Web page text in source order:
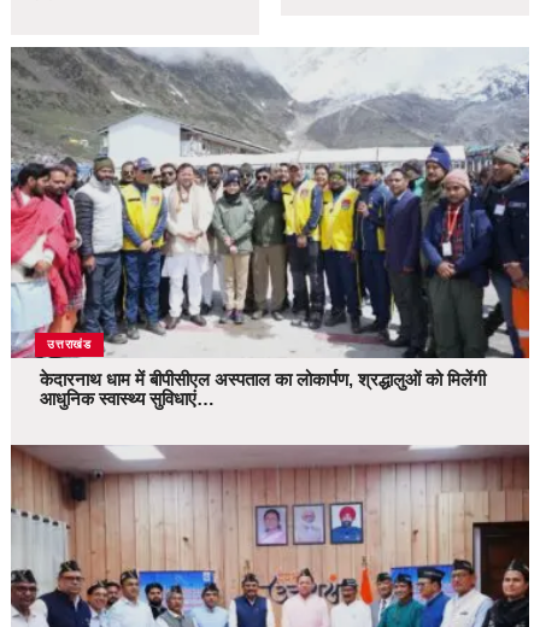
उत्तराखंड
केदारनाथ धाम में बीपीसीएल अस्पताल का लोकार्पण, श्रद्धालुओं को मिलेंगी
आधुनिक स्वास्थ्य सुविधाएं…